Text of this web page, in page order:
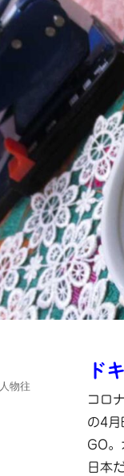
ド
コロ
の4月
GO。
日本
人物往